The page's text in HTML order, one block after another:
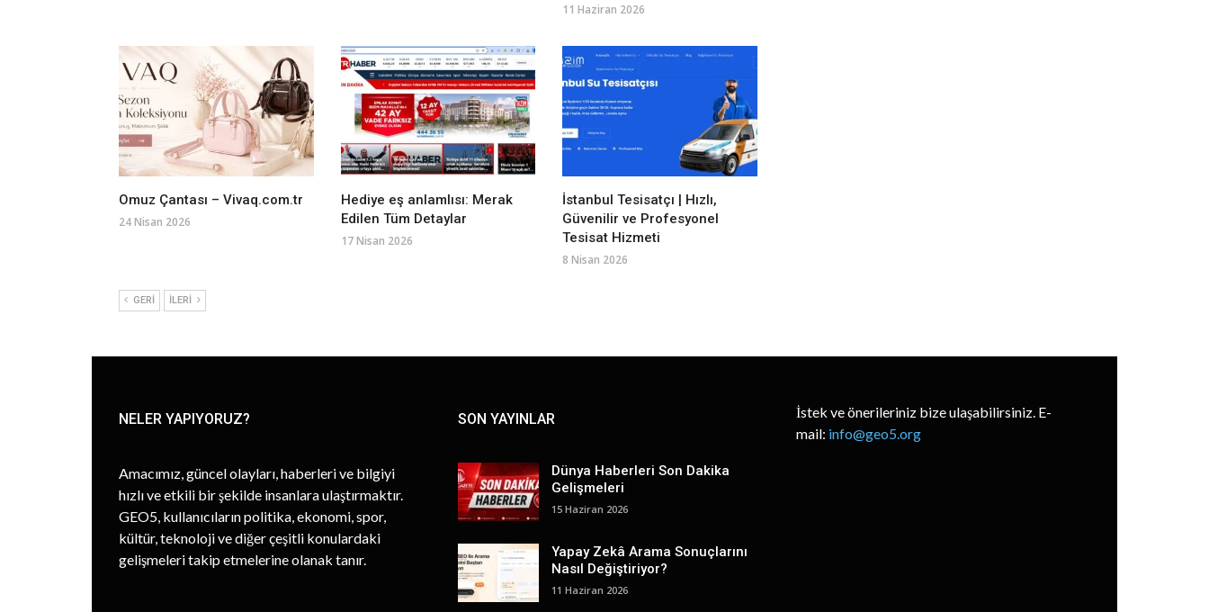
11 Haziran 2026
Omuz Çantası – Vivaq.com.tr
24 Nisan 2026
Hediye eş anlamlısı: Merak
Edilen Tüm Detaylar
17 Nisan 2026
İstanbul Tesisatçı | Hızlı,
Güvenilir ve Profesyonel
Tesisat Hizmeti
8 Nisan 2026
GERI İLERI
NELER YAPIYORUZ?
Amacımız, güncel olayları, haberleri ve bilgiyi
hızlı ve etkili bir şekilde insanlara ulaştırmaktır.
GEO5, kullanıcıların politika, ekonomi, spor,
kültür, teknoloji ve diğer çeşitli konulardaki
gelişmeleri takip etmelerine olanak tanır.
SON YAYINLAR
Dünya Haberleri Son Dakika
Gelişmeleri
15 Haziran 2026
Yapay Zekâ Arama Sonuçlarını
Nasıl Değiştiriyor?
11 Haziran 2026
İstek ve önerileriniz bize ulaşabilirsiniz. E-
mail: info@geo5.org